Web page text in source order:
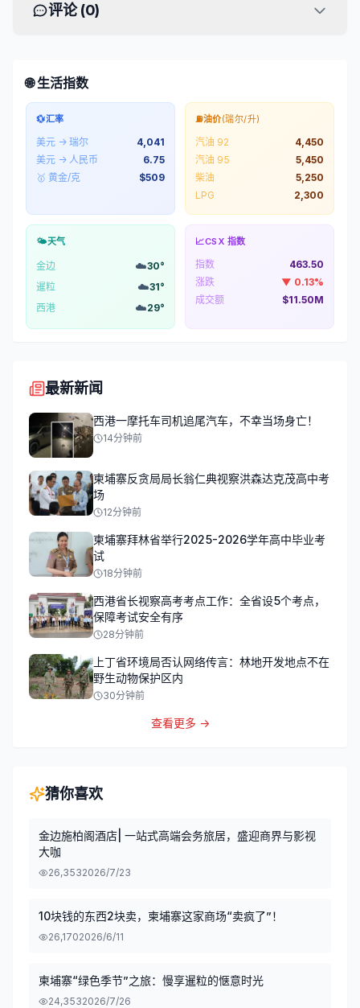
评论 (0)
🌐 生活指数
💱汇率
美元 → 瑞尔
4,041
美元 → 人民币
6.75
🥇 黄金/克
$509
⛽油价(瑞尔/升)
汽油 92
4,450
汽油 95
5,450
柴油
5,250
LPG
2,300
🌤️天气
金边 ☁️30°
暹粒
☁️31°
西港
☁️29°
📈CSX 指数
指数
463.50
涨跌
▼ 0.13%
成交额
$11.50M
最新新闻
西港一摩托车司机追尾汽车，不幸当场身亡！
14分钟前
柬埔寨反贪局局长翁仁典视察洪森达克茂高中考
场
12分钟前
柬埔寨拜林省举行2025-2026学年高中毕业考
试
18分钟前
西港省长视察高考考点工作：全省设5个考点，
保障考试安全有序
28分钟前
上丁省环境局否认网络传言：林地开发地点不在
野生动物保护区内
30分钟前
查看更多 →
猜你喜欢
金边施柏阁酒店| 一站式高端会务旅居，盛迎商界与影视
大咖
26,3532026/7/23
10块钱的东西2块卖，柬埔寨这家商场“卖疯了”！
26,1702026/6/11
柬埔寨“绿色季节”之旅：慢享暹粒的惬意时光
24,3532026/7/26